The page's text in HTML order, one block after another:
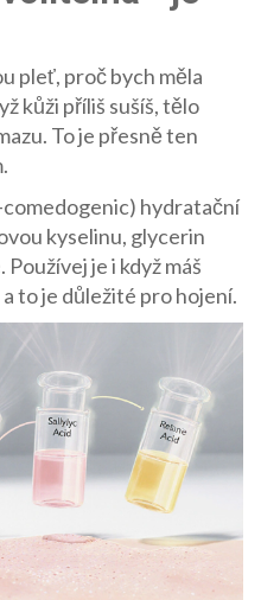
pleť, proč bych měla
kůži příliš sušíš, tělo
To je přesně ten
hydratační
kyselinu, glycerin
je i když máš
to je důležité pro hojení.